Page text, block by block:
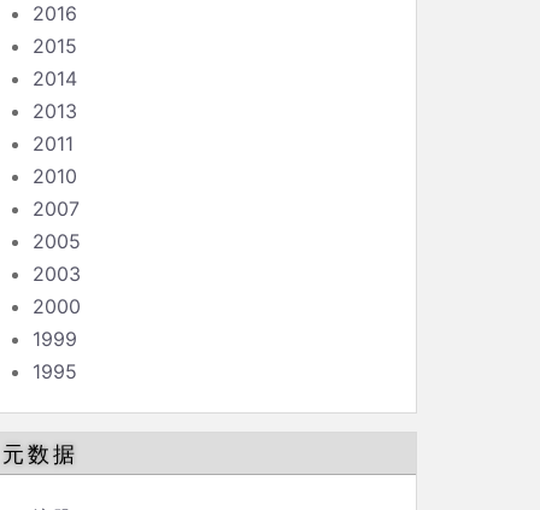
2016
2015
2014
2013
2011
2010
2007
2005
2003
2000
1999
1995
元数据